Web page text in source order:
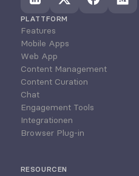
PLATTFORM
Features
Mobile Apps
Web App
Content Management
Content Curation
Chat
Engagement Tools
Integrationen
Browser Plug-in
RESOURCEN